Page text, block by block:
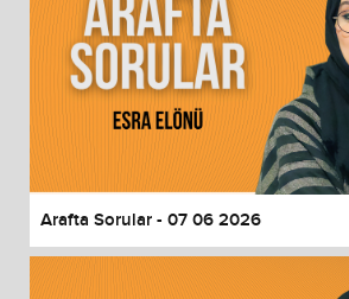
Arafta Sorular - 07 06 2026